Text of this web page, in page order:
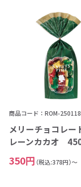
商品コード：ROM-250118
メリーチョコレー
レーンカカオ
350円 （税込:378円）～